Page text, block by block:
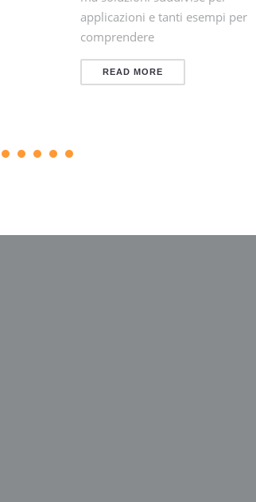
applicazioni e tanti esempi per
comprendere
READ MORE